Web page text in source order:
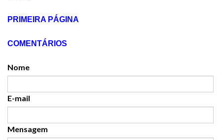
PRIMEIRA PÁGINA
COMENTÁRIOS
Nome
E-mail
Mensagem